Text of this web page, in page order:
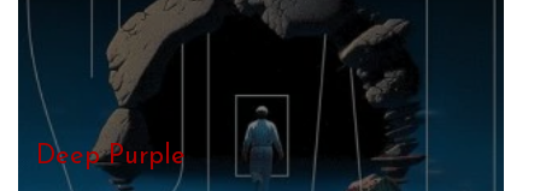
Deep Purple